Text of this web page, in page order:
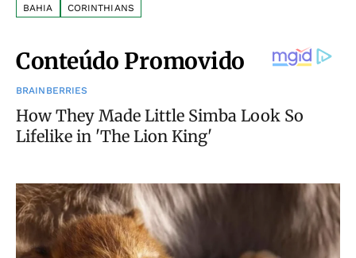
BAHIA CORINTHIANS